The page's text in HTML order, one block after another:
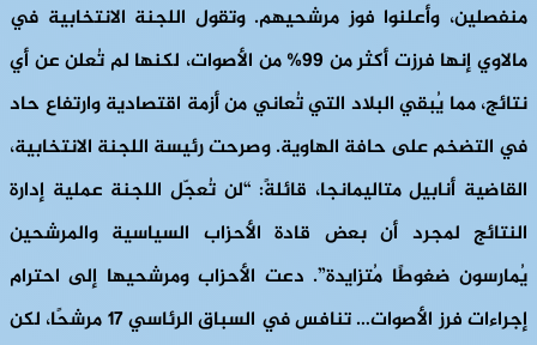
منفصلين، وأعلنوا فوز مرشحيهم. وتقول اللجنة الانتخابية في
مالاوي إنها فرزت أكثر من 99% من الأصوات، لكنها لم تُعلن عن أي
نتائج، مما يُبقي البلاد التي تُعاني من أزمة اقتصادية وارتفاع حاد
في التضخم على حافة الهاوية. وصرحت رئيسة اللجنة الانتخابية،
القاضية أنابيل متاليمانجا، قائلةً: “لن تُعجّل اللجنة عملية إدارة
النتائج لمجرد أن بعض قادة الأحزاب السياسية والمرشحين
يُمارسون ضغوطًا مُتزايدة”. دعت الأحزاب ومرشحيها إلى احترام
إجراءات فرز الأصوات… تنافس في السباق الرئاسي 17 مرشحًا، لكن